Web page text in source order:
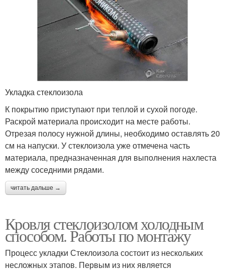
Укладка стеклоизола
К покрытию приступают при теплой и сухой погоде.
Раскрой материала происходит на месте работы.
Отрезая полосу нужной длины, необходимо оставлять 20
см на напуски. У стеклоизола уже отмечена часть
материала, предназначенная для выполнения нахлеста
между соседними рядами.
читать дальше →
Кровля стеклоизолом холодным
способом. Работы по монтажу
Процесс укладки Стеклоизола состоит из нескольких
несложных этапов. Первым из них является